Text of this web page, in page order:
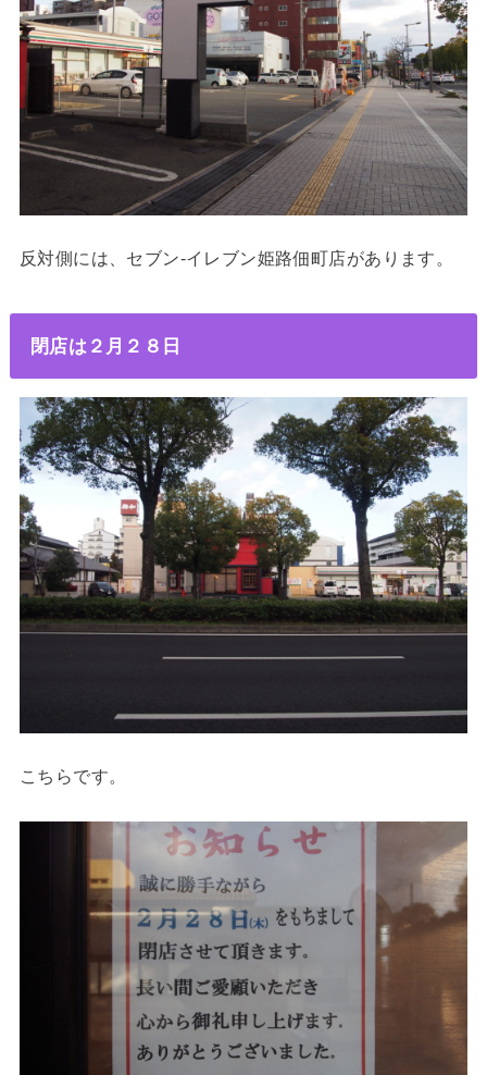
反対側には、セブン-イレブン姫路佃町店があります。
閉店は２月２８日
こちらです。